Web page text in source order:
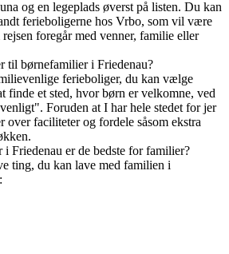
og en legeplads øverst på listen. Du kan
ferieboligerne hos Vrbo, som vil være
foregår med venner, familie eller
til børnefamilier i Friedenau?
ferieboliger, du kan vælge
finde et sted, hvor børn er velkomne, ved
Foruden at I har hele stedet for jer
over faciliteter og fordele såsom ekstra
Friedenau er de bedste for familier?
ting, du kan lave med familien i